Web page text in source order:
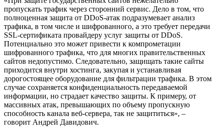
пропускать трафик через сторонний сервис. Дело в том, что
полноценная защита от DDoS-атак подразумевает анализ
трафика, в том числе и шифрованного, а это требует передачи
SSL-сертификата провайдеру услуг защиты от DDoS.
Потенциально это может привести к компрометации
шифрованного трафика, что для многих правительственных
сайтов недопустимо. Следовательно, защищать такие сайты
приходится внутри хостинга, закупая и устанавливая
дорогостоящее оборудование для фильтрации трафика. В этом
случае сохраняется конфиденциальность передаваемой
информации, но страдает качество защиты. К примеру, от
массивных атак, превышающих по объему пропускную
способность канала веб-сервера, так не защититься», –
говорит Андрей Давидович.